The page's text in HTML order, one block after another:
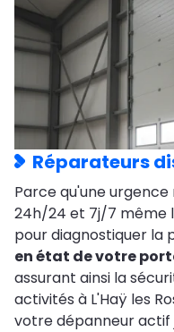
Réparateurs
Parce qu'une
24h/24 et 7j/7 même
pour diagnostiquer la
en état de votre
assurant ainsi la
activités à L'Haÿ les
votre dépanneur actif